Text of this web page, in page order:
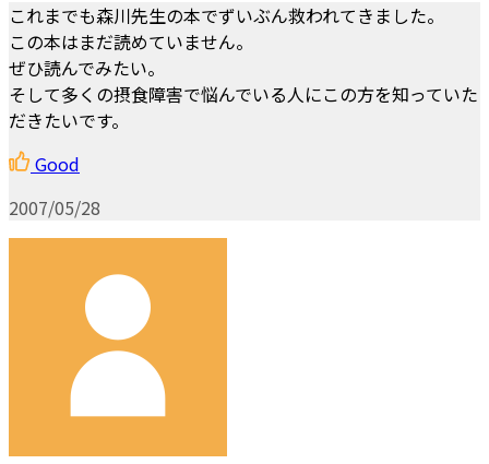
これまでも森川先生の本でずいぶん救われてきました。
この本はまだ読めていません。
ぜひ読んでみたい。
そして多くの摂食障害で悩んでいる人にこの方を知っていた
だきたいです。
Good
2007/05/28